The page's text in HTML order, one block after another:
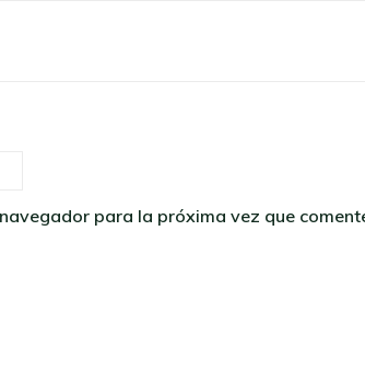
para la próxima vez que